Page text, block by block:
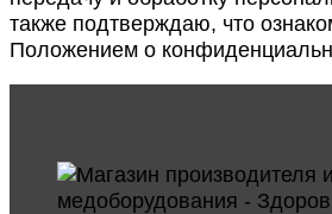
также подтверждаю, что
Положением о